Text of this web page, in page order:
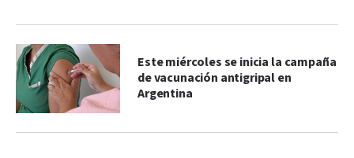
Este miércoles se inicia la campaña
de vacunación antigripal en
Argentina